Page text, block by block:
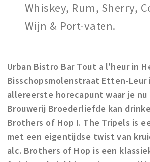
Whiskey, Rum, Sherry,
Wijn & Port-vaten.
Urban Bistro Bar Tout a l'heur in
Bisschopsmolenstraat Etten-Leur
allereerste horecapunt waar je nu
Brouwerij Broederliefde kan
Brothers of Hop I. The Tripels is
met een eigentijdse twist van
alc. Brothers of Hop is een